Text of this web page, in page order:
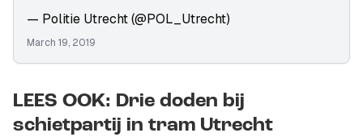
— Politie Utrecht (@POL_Utrecht)
March 19, 2019
LEES OOK: Drie doden bij
schietpartij in tram Utrecht